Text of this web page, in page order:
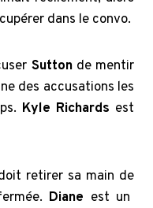
dans le convo.
Suttonde mentir
des accusations les
Kyle Richards est
retirer sa main de
Diane est un